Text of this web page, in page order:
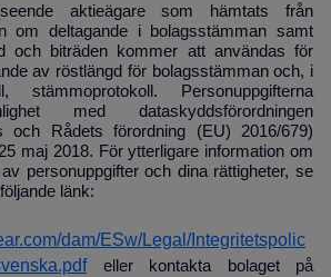
aktieägare som hämtats från
om deltagande i bolagsstämman samt
och biträden kommer att användas för
av röstlängd för bolagsstämman och, i
stämmoprotokoll. Personuppgifterna
med dataskyddsförordningen
och Rådets förordning (EU) 2016/679)
maj 2018. För ytterligare information om
personuppgifter och dina rättigheter, se
länk:
dam/ESw/Legal/Integritetspolic
eller kontakta bolaget på